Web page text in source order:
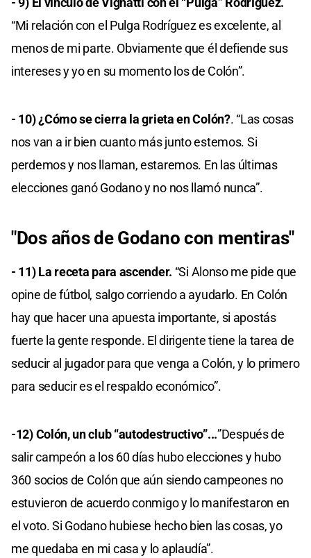
“Mi relación con el Pulga Rodríguez es excelente, al
menos de mi parte. Obviamente que él defiende sus
intereses y yo en su momento los de Colón”.
- 10) ¿Cómo se cierra la grieta en Colón?. “Las cosas
nos van a ir bien cuanto más junto estemos. Si
perdemos y nos llaman, estaremos. En las últimas
elecciones ganó Godano y no nos llamó nunca”.
"Dos años de Godano con mentiras"
- 11) La receta para ascender. “Si Alonso me pide que
opine de fútbol, salgo corriendo a ayudarlo. En Colón
hay que hacer una apuesta importante, si apostás
fuerte la gente responde. El dirigente tiene la tarea de
seducir al jugador para que venga a Colón, y lo primero
para seducir es el respaldo económico”.
-12) Colón, un club “autodestructivo”...”Después de
salir campeón a los 60 días hubo elecciones y hubo
360 socios de Colón que aún siendo campeones no
estuvieron de acuerdo conmigo y lo manifestaron en
el voto. Si Godano hubiese hecho bien las cosas, yo
me quedaba en mi casa y lo aplaudía”.